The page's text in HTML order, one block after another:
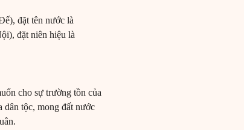
đặt tên nước là
đặt niên hiệu là
cho sự trường tồn của
dân tộc, mong đất nước